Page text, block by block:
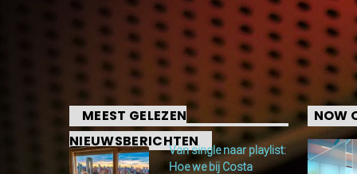
MEEST GELEZEN
NIEUWSBERICHTENVan single naar playlist:
Hoe we bij Costa
NOW